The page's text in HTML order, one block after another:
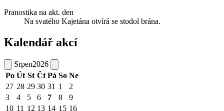
Pranostika na akt. den
Na svatého Kajetána otvírá se stodol brána.
Kalendář akcí
Srpen2026
Po Út St Čt Pá So Ne
27 28 29 30 31 1
2
3
4 5 6 7 8
9
10 11 12 13 14 15 16